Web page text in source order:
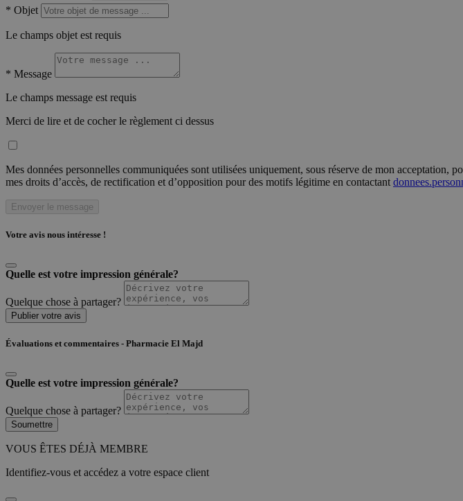
* Objet
Le champs objet est requis
* Message
Le champs message est requis
Merci de lire et de cocher le règlement ci dessus
Mes données personnelles communiquées sont utilisées uniquement, sous réserve de mon
mes droits d’accès, de rectification et d’opposition pour des motifs légitime en contactant
Envoyer le message
Votre avis nous intéresse !
Quelle est votre impression générale?
Quelque chose à partager?
Publier votre avis
Évaluations et commentaires - Pharmacie El Majd
Quelle est votre impression générale?
Quelque chose à partager?
Soumettre
VOUS ÊTES DÉJÀ MEMBRE
Identifiez-vous et accédez a votre espace client